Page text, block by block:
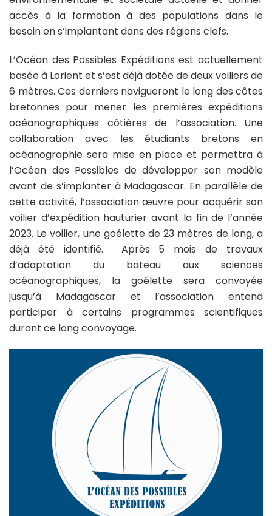
accès à la formation à des populations dans le
besoin en s’implantant dans des régions clefs.
L’Océan des Possibles Expéditions est actuellement
basée à Lorient et s’est déjà dotée de deux voiliers de
6 mètres. Ces derniers navigueront le long des côtes
bretonnes pour mener les premières expéditions
océanographiques côtières de l’association. Une
collaboration avec les étudiants bretons en
océanographie sera mise en place et permettra à
l’Océan des Possibles de développer son modèle
avant de s’implanter à Madagascar. En parallèle de
cette activité, l’association œuvre pour acquérir son
voilier d’expédition hauturier avant la fin de l’année
2023. Le voilier, une goélette de 23 mètres de long, a
déjà été identifié. Après 5 mois de travaux
d’adaptation du bateau aux sciences
océanographiques, la goélette sera convoyée
jusqu’à Madagascar et l’association entend
participer à certains programmes scientifiques
durant ce long convoyage.